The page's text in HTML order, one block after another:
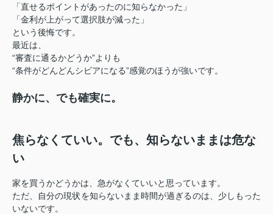
「直せるポイントがあったのに知らなかった」
「金利が上がって選択肢が減った」
という後悔です。
最近は、
“審査に通るかどうか”よりも
“条件がどんどんシビアになる”感覚のほうが強いです。
静かに、でも確実に。
焦らなくていい。でも、知らないままは危な
い
家を買うかどうかは、急がなくていいと思っています。
ただ、自分の現状を知らないまま時間が過ぎるのは、少しもった
いないです。